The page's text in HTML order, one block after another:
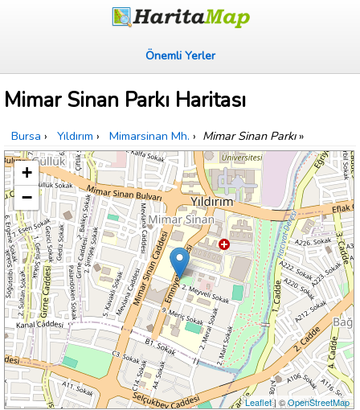
Önemli Yerler
Mimar Sinan Parkı Haritası
Bursa › Yıldırım › Mimarsinan Mh. › Mimar Sinan Parkı»
+
−
Leaflet| ©OpenStreetMap